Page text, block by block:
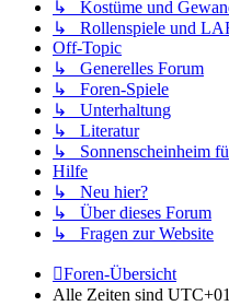
↳ Kostüme und
↳ Rollenspiele und
Off-Topic
↳ Generelles Forum
↳ Foren-Spiele
↳ Unterhaltung
↳ Literatur
↳ Sonnenscheinheim
Hilfe
↳ Neu hier?
↳ Über dieses Forum
↳ Fragen zur Website
Foren-Übersicht
Alle Zeiten sind